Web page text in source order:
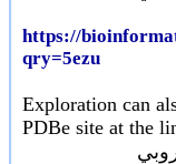
https://
qry=5ezu
Exploration can
PDBe site at the